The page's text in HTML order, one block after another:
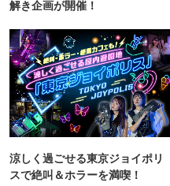
解き企画が開催！
涼しく過ごせる東京ジョイポリ
スで絶叫＆ホラーを満喫！